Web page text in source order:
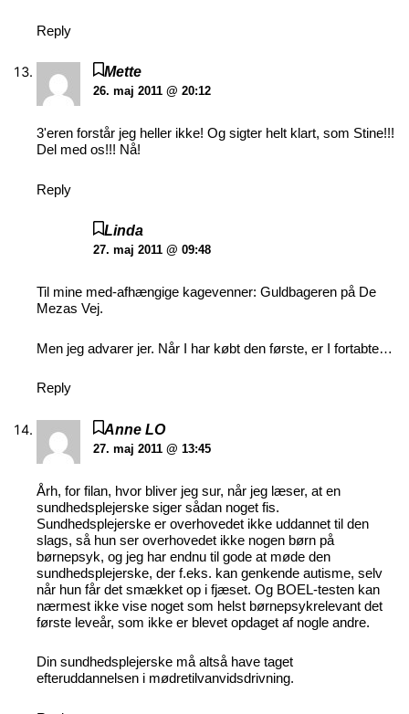
Reply
Mette
26. maj 2011 @ 20:12
3'eren forstår jeg heller ikke! Og sigter helt klart, som Stine!!!
Del med os!!! Nå!
Reply
Linda
27. maj 2011 @ 09:48
Til mine med-afhængige kagevenner: Guldbageren på De
Mezas Vej.
Men jeg advarer jer. Når I har købt den første, er I fortabte…
Reply
Anne LO
27. maj 2011 @ 13:45
Årh, for filan, hvor bliver jeg sur, når jeg læser, at en
sundhedsplejerske siger sådan noget fis.
Sundhedsplejerske er overhovedet ikke uddannet til den
slags, så hun ser overhovedet ikke nogen børn på
børnepsyk, og jeg har endnu til gode at møde den
sundhedsplejerske, der f.eks. kan genkende autisme, selv
når hun får det smækket op i fjæset. Og BOEL-testen kan
nærmest ikke vise noget som helst børnepsykrelevant det
første leveår, som ikke er blevet opdaget af nogle andre.
Din sundhedsplejerske må altså have taget
efteruddannelsen i mødretilvanvidsdrivning.